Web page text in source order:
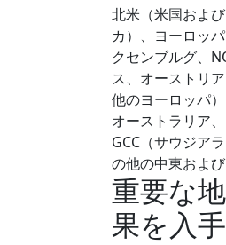
北米（米国およ
カ）、ヨーロッ
クセンブルグ、
ス、オーストリ
他のヨーロッパ
オーストラリア
GCC（サウジア
の他の中東およ
重要な
果を入